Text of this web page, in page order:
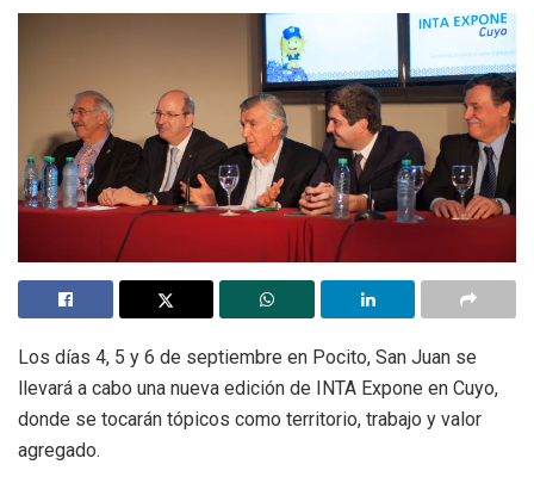
Los días 4, 5 y 6 de septiembre en Pocito, San Juan se
llevará a cabo una nueva edición de INTA Expone en Cuyo,
donde se tocarán tópicos como territorio, trabajo y valor
agregado.